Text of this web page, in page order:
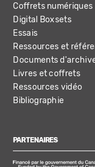
Coffrets numériques
Digital Boxsets
Essais
Ressources et
Documents
Livres et coffrets
Ressources vidéo
Bibliographie
PARTENAIRES